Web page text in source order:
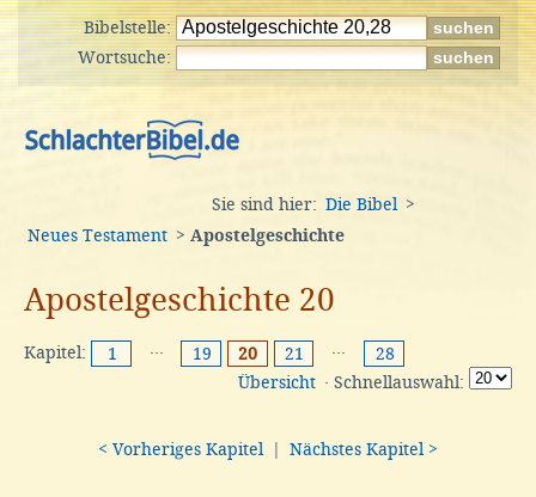
Bibelstelle:
Wortsuche:
Sie sind hier: Die Bibel
>
Neues Testament > Apostelgeschichte
Apostelgeschichte 20
Kapitel: 1 ··· 19 20 21 ···
28
Übersicht · Schnellauswahl:
< Vorheriges Kapitel Nächstes Kapitel >